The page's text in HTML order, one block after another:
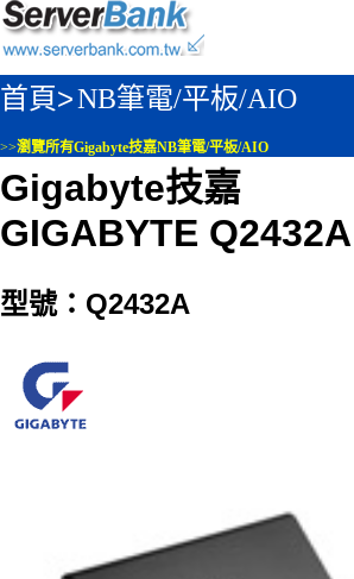
首頁>NB筆電/平板/AIO
>>瀏覽所有Gigabyte技嘉NB筆電/平板/AIO
Gigabyte技嘉
GIGABYTE Q2432A
型號：Q2432A